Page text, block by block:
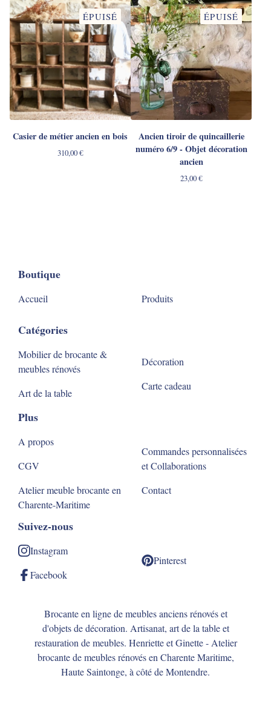
ÉPUISÉ
Casier de métier ancien en bois
310,00€
ÉPUISÉ
Ancien tiroir de quincaillerie
numéro 6/9 - Objet décoration
ancien
23,00€
Boutique
Accueil Produits
Catégories
Mobilier de brocante &
meubles rénovés
Art de la table
Décoration
Carte cadeau
Plus
A propos
CGV
Atelier meuble brocante en
Charente-Maritime
Commandes personnalisées
et Collaborations
Contact
Suivez-nous
Instagram
Facebook
Pinterest
Brocante en ligne de meubles anciens rénovés et
d'objets de décoration. Artisanat, art de la table et
restauration de meubles. Henriette et Ginette - Atelier
brocante de meubles rénovés en Charente Maritime,
Haute Saintonge, à côté de Montendre.